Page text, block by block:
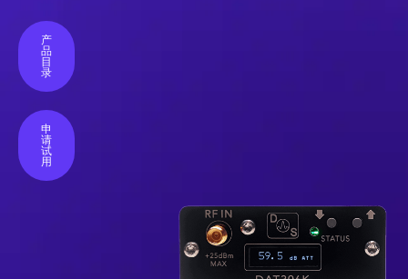
产
品
目
录
申
请
试
用